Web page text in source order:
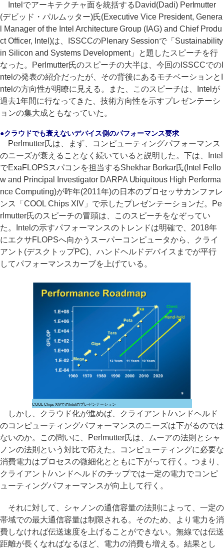
Intelでアーキテクチャ面を統括するDavid(Dadi) Perlmutter
(デビッド・パルムッター)氏(Executive Vice President, Genera
l Manager of the Intel Architecture Group (IAG) and Chief Produ
ct Officer, Intel)は、ISSCCのPlenary Sessionで「Sustainability
in Silicon and Systems Development」と題したスピーチを行
なった。Perlmutter氏のスピーチの大半は、今回のISSCCでのI
ntelの発表の紹介だったが、その背後にあるモチベーションとI
ntelの方向性が明瞭に見える。また、このスピーチは、Intelが
過去1年間に行なってきた、技術方向性を示すプレゼンテーシ
ョンの集大成ともなっていた。
●クラウドでも衰えないデバイス側のパフォーマンス要求
Perlmutter氏は、まず、コンピューティングパフォーマンス
のニーズが衰えることなく続いていると説明した。下は、Intel
でExaFLOPSスパコンを担当するShekhar Borkar氏(Intel Fello
w and Principal Investigator DARPA Ubiquitous High Performa
nce Computing)が昨年(2011年)の日本のプロセッサカンファレ
ンス「COOL Chips XIV」で示したプレゼンテーションだ。Pe
rlmutter氏のスピーチの冒頭は、このスピーチをなぞってい
た。Intelの示すパフォーマンスのトレンドは明確で、2018年
にエクサFLOPSへ向かうスーパーコンピュータから、クライ
アント(デスクトップPC)、ハンドヘルドデバイスまでが平行
してパフォーマンスカーブを上げている。
COOL Chips XIVでのIntelのプレゼンテーション
しかし、クラウド化が進めば、クライアント/ハンドヘルド
のコンピューティングパフォーマンスのニーズは下がるのでは
ないのか。この問いに、Perlmutter氏は、ムーアの法則とシャ
ノンの法則という対比で応えた。コンピューティングに必要な
消費電力はプロセスの微細化とともに下がって行く。つまり、
クライアント/ハンドヘルドのチップでは一定の電力でコンピ
ューティングパフォーマンスが向上して行く。
それに対して、シャノンの通信容量の法則によって、一定の
帯域での最大通信容量は制限される。そのため、より電力を消
費しなければ伝送速度を上げることができない。無線では伝送
距離が長くなればなるほど、電力の消費も増える。結果とし